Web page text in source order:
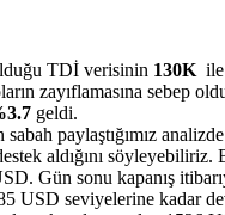
TDİ verisinin 130K
zayıflamasına sebep
geldi.
sabah paylaştığımız
aldığını söyleyebiliriz.
Gün sonu kapanış
USD seviyelerine kadar